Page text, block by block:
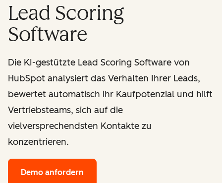
Lead Scoring
Software
Die KI-gestützte Lead Scoring Software von
HubSpot analysiert das Verhalten Ihrer Leads,
bewertet automatisch ihr Kaufpotenzial und hilft
Vertriebsteams, sich auf die
vielversprechendsten Kontakte zu
konzentrieren.
Demo anfordern